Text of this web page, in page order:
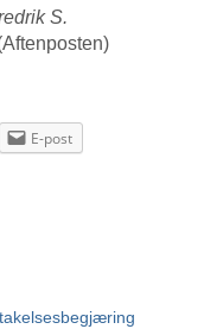
S.
E-post